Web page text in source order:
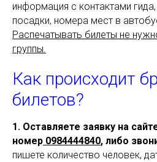
информация с контактами
посадки, номера мест в
Распечатывать билеты не
группы.
Как происходит
билетов?
1. Оставляете заявку на
номер 0984444840, либо
пишете количество человек,